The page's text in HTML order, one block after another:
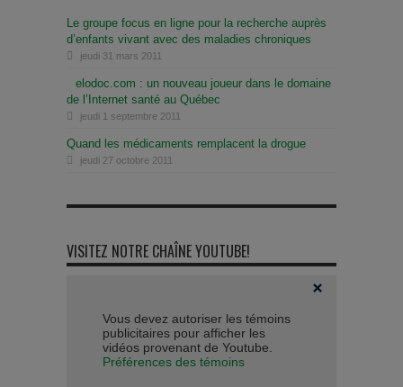
Le groupe focus en ligne pour la recherche auprès
d’enfants vivant avec des maladies chroniques
jeudi 31 mars 2011
elodoc.com : un nouveau joueur dans le domaine
de l’Internet santé au Québec
jeudi 1 septembre 2011
Quand les médicaments remplacent la drogue
jeudi 27 octobre 2011
VISITEZ NOTRE CHAÎNE YOUTUBE!
Vous devez autoriser les témoins
publicitaires pour afficher les
vidéos provenant de Youtube.
Préférences des témoins